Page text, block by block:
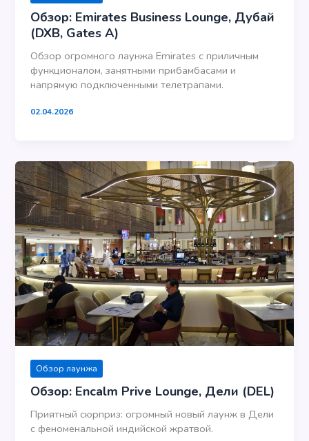
Обзор: Emirates Business Lounge, Дубай
(DXB, Gates A)
Обзор огромного лаунжа Emirates с приличным
функционалом, занятными прибамбасами и
напрямую подключенными телетрапами.
02.04.2026
Обзор лаунжа
Обзор: Encalm Prive Lounge, Дели (DEL)
Приятный сюрприз: огромный новый лаунж в Дели
с феноменальной индийской жратвой.